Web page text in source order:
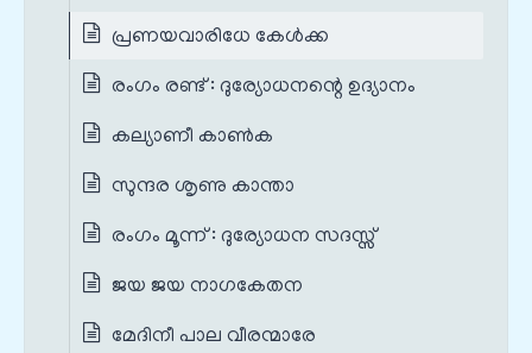
പ്രണയവാരിധേ കേൾക്ക
രംഗം രണ്ട് : ദുര്യോധനന്റെ ഉദ്യാനം
കല്യാണീ കാൺക
സുന്ദര ശൃണു കാന്താ
രംഗം മൂന്ന് : ദുര്യോധന സദസ്സ്
ജയ ജയ നാഗകേതന
മേദിനീ പാല വീരന്മാരേ